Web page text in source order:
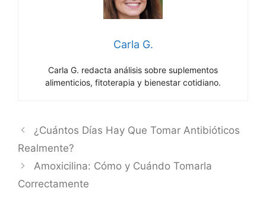
Carla G.
Carla G. redacta análisis sobre suplementos
alimenticios, fitoterapia y bienestar cotidiano.
¿Cuántos Días Hay Que Tomar Antibióticos
Realmente?
Amoxicilina: Cómo y Cuándo Tomarla
Correctamente